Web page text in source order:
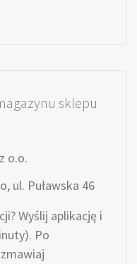
sklepu
o.o.
ul. Puławska 46
Wyślij aplikację i
Po